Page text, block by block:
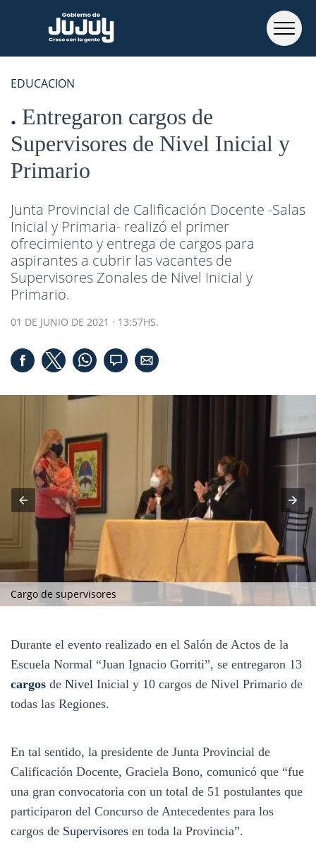
EDUCACIÓN
Entregaron cargos de
Supervisores de Nivel Inicial y
Primario
Junta Provincial de Calificación Docente -Salas
Inicial y Primaria- realizó el primer
ofrecimiento y entrega de cargos para
aspirantes a cubrir las vacantes de
Supervisores Zonales de Nivel Inicial y
Primario.
01 DE JUNIO DE 2021 · 13:57HS.
Cargo de supervisores
Durante el evento realizado en el Salón de Actos de la
Escuela Normal “Juan Ignacio Gorriti”, se entregaron 13
cargos de Nivel Inicial y 10 cargos de Nivel Primario de
todas las Regiones.
En tal sentido, la presidente de Junta Provincial de
Calificación Docente, Graciela Bono, comunicó que “fue
una gran convocatoria con un total de 51 postulantes que
participaron del Concurso de Antecedentes para los
cargos de Supervisores en toda la Provincia”.